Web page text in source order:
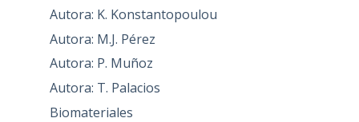
Autora: K. Konstantopoulou
Autora: M.J. Pérez
Autora: P. Muñoz
Autora: T. Palacios
Biomateriales